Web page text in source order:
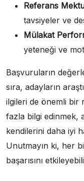
Referans
tavsiyeler ve
Mülakat
yeteneği ve
Başvuruların
sıra, adayların
ilgileri de önemli bir
fazla bilgi edinmek,
kendilerini daha iyi
Unutmayın ki, her
başarısını